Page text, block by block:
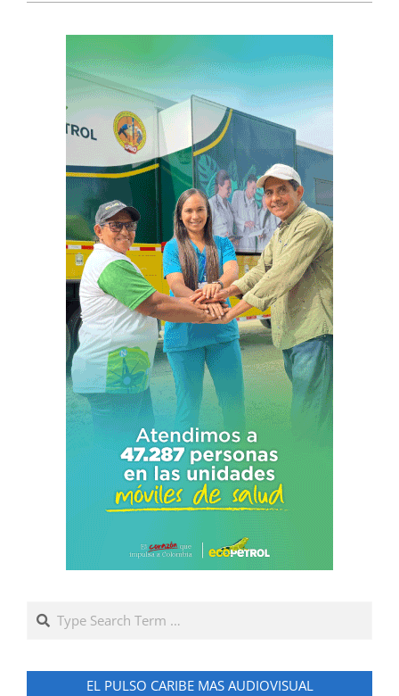
Search
EL PULSO CARIBE MAS AUDIOVISUAL